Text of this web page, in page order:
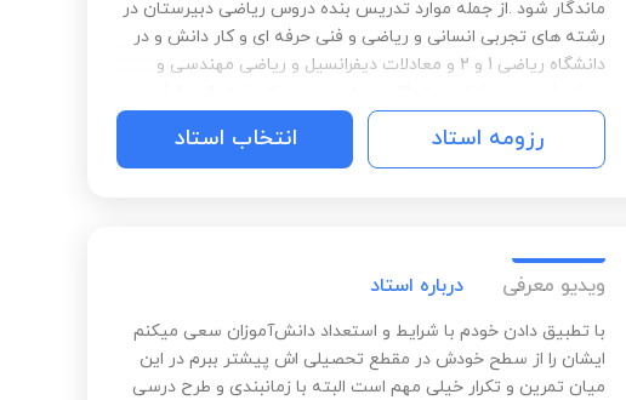
ماندگار شود .از جمله موارد تدریس بنده دروس ریاضی دبیرستان در
رشته های تجربی انسانی و ریاضی و فنی حرفه ای و کار دانش و در
دانشگاه ریاضی 1 و 2 و معادلات دیفرانسیل و ریاضی مهندسی و
احتمالات کاربردی و....می باشد
رزومه استاد انتخاب استاد
ویدیو معرفی درباره استاد
با تطبیق دادن خودم با شرایط و استعداد دانش‌آموزان سعی میکنم
ایشان را از سطح خودش در مقطع تحصیلی اش پیشتر ببرم در این
میان تمرین و‌ تکرار خیلی مهم است البته با زمانبندی و طرح درسی